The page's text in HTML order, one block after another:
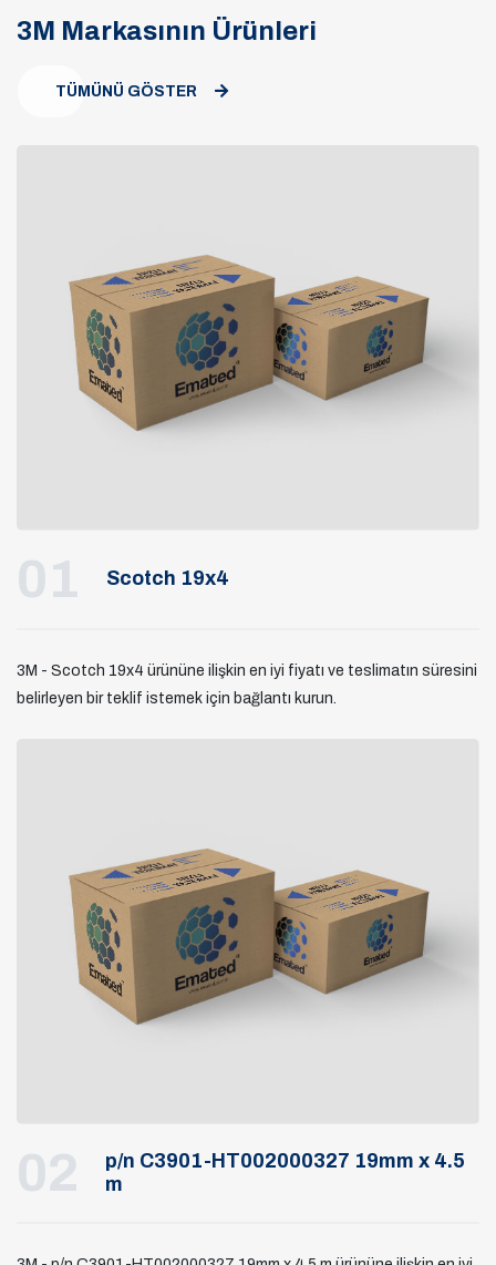
3M Markasının Ürünleri
TÜMÜNÜ GÖSTER
01 Scotch 19x4
3M - Scotch 19x4 ürününe ilişkin en iyi fiyatı ve teslimatın süresini
belirleyen bir teklif istemek için bağlantı kurun.
02
p/n C3901-HT002000327 19mm x 4.5
m